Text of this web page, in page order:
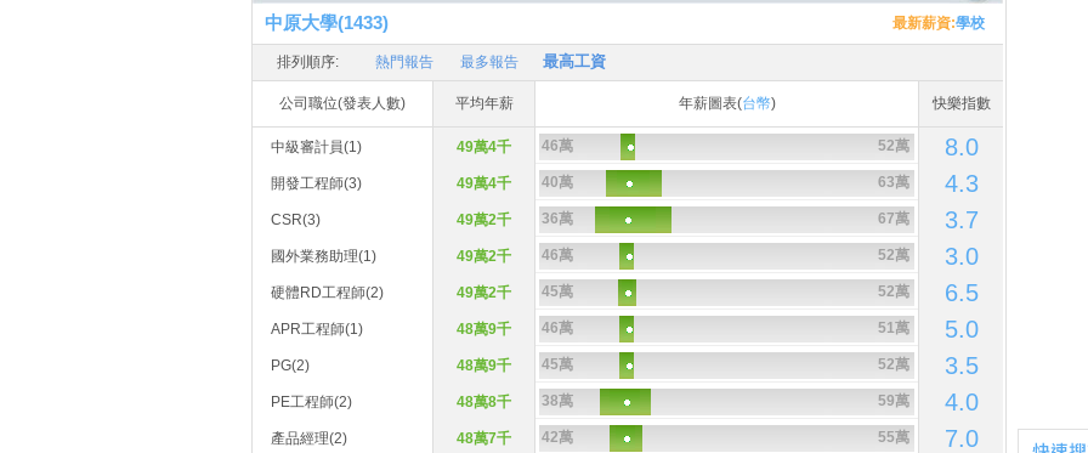
中原大學(1433) 最新薪資:學校
排列順序: 熱門報告 最多報告 最高工資
公司職位(發表人數) 平均年薪 年薪圖表(台幣) 快樂指數
中級審計員(1) 49萬4千 46萬 52萬 8.0
開發工程師(3) 49萬4千 40萬 63萬 4.3
CSR(3) 49萬2千 36萬 67萬 3.7
國外業務助理(1) 49萬2千 46萬 52萬 3.0
硬體RD工程師(2) 49萬2千 45萬 52萬 6.5
APR工程師(1) 48萬9千 46萬 51萬 5.0
PG(2) 48萬9千 45萬 52萬 3.5
PE工程師(2) 48萬8千 38萬 59萬 4.0
產品經理(2) 48萬7千 42萬 55萬 7.0